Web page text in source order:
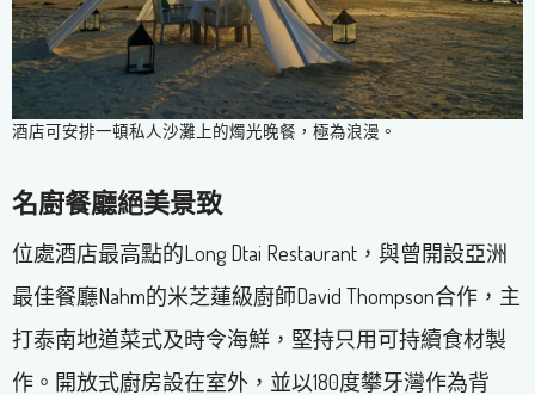
酒店可安排一頓私人沙灘上的燭光晚餐，極為浪漫。
名廚餐廳絕美景致
位處酒店最高點的Long Dtai Restaurant，與曾開設亞洲
最佳餐廳Nahm的米芝蓮級廚師David Thompson合作，主
打泰南地道菜式及時令海鮮，堅持只用可持續食材製
作。開放式廚房設在室外，並以180度攀牙灣作為背